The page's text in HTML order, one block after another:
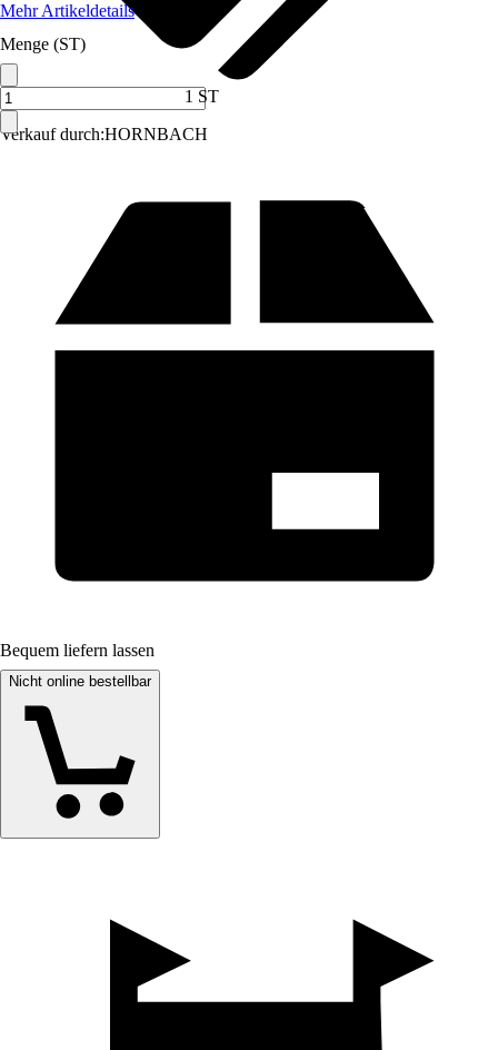
Verkauf durch:HORNBACH
Mehr Artikeldetails
Menge (ST)
1 ST
Bequem liefern lassen
Nicht online bestellbar